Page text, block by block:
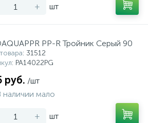
+ шт
PP-R Тройник Серый 90
: 31512
: PA14022PG
руб. /шт
наличии мало
+ шт